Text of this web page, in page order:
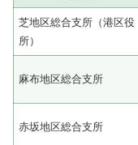
芝地区総合支所（港区役
所）
麻布地区総合支所
赤坂地区総合支所